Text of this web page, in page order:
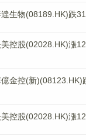
達生物(08189.HK)跌
美控股(02028.HK)漲
億金控(新
美控股(02028.HK)漲